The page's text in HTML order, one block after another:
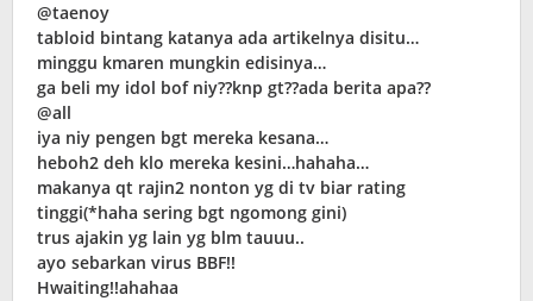
@taenoy
tabloid bintang katanya ada artikelnya disitu…
minggu kmaren mungkin edisinya…
ga beli my idol bof niy??knp gt??ada berita apa??
@all
iya niy pengen bgt mereka kesana…
heboh2 deh klo mereka kesini…hahaha…
makanya qt rajin2 nonton yg di tv biar rating
tinggi(*haha sering bgt ngomong gini)
trus ajakin yg lain yg blm tauuu..
ayo sebarkan virus BBF!!
Hwaiting!!ahahaa